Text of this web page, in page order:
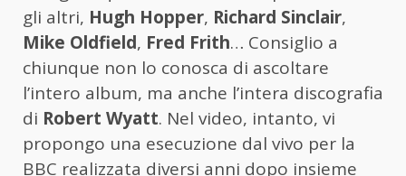
gli altri, Hugh Hopper, Richard Sinclair,
Mike Oldfield, Fred Frith… Consiglio a
chiunque non lo conosca di ascoltare
l’intero album, ma anche l’intera discografia
di Robert Wyatt. Nel video, intanto, vi
propongo una esecuzione dal vivo per la
BBC realizzata diversi anni dopo insieme